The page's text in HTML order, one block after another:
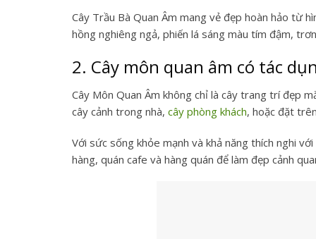
Cây Trầu Bà Quan Âm mang vẻ đẹp hoàn hảo từ
hồng nghiêng ngả, phiến lá sáng màu tím đậm,
2. Cây môn quan âm có tác
Cây Môn Quan Âm không chỉ là cây trang trí đẹp
cây cảnh trong nhà, cây phòng khách, hoặc đặt
Với sức sống khỏe mạnh và khả năng thích nghi
hàng, quán cafe và hàng quán để làm đẹp cảnh